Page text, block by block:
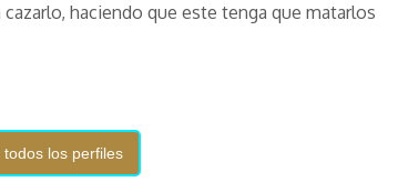
haciendo que este tenga que matarlos